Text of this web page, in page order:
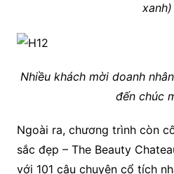
xanh)
Nhiều khách mời doanh
đến chúc
Ngoài ra, chương trình còn
sắc đẹp – The Beauty
với 101 câu chuyện cổ tích